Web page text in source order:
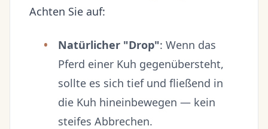
Achten Sie auf:
Natürlicher "Drop": Wenn das
Pferd einer Kuh gegenübersteht,
sollte es sich tief und fließend in
die Kuh hineinbewegen — kein
steifes Abbrechen.